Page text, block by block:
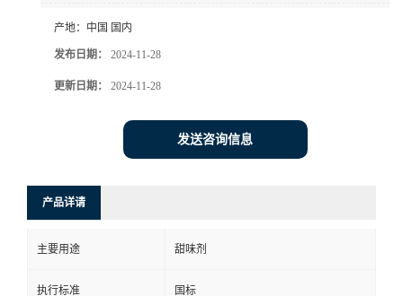
产地： 中国 国内
发布日期： 2024-11-28
更新日期： 2024-11-28
发送咨询信息
产品详请
主要用途 甜味剂
执行标准 国标